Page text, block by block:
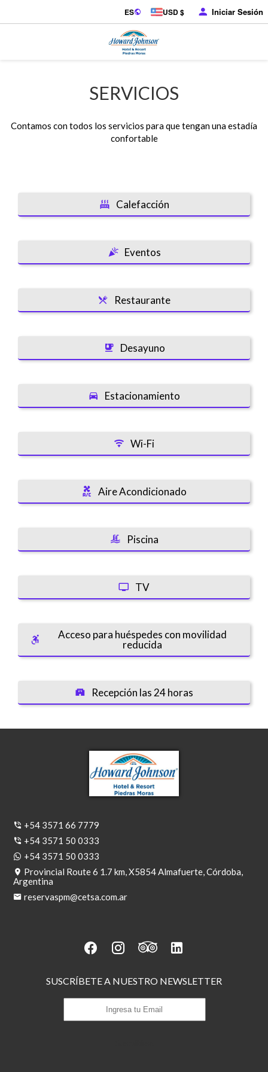
ES USD $ Iniciar Sesión
SERVICIOS
Contamos con todos los servicios para que tengan una estadía
confortable
Calefacción
Eventos
Restaurante
Desayuno
Estacionamiento
Wi-Fi
Aire Acondicionado
Piscina
TV
Acceso para huéspedes con movilidad
reducida
Recepción las 24 horas
+54 3571 66 7779
+54 3571 50 0333
+54 3571 50 0333
Provincial Route 6 1.7 km, X5854 Almafuerte, Córdoba,
Argentina
reservaspm@cetsa.com.ar
SUSCRÍBETE A NUESTRO NEWSLETTER